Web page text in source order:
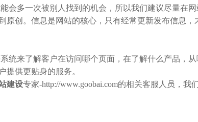
多一次被别人找到的机会，所以我们建议尽量在网
创。信息是网站的核心，只有经常更新发布信息，
来了解客户在访问哪个页面，在了解什么产品，从
提供更贴身的服务。
建设专家-http://www.goobai.com的相关客服人员，我